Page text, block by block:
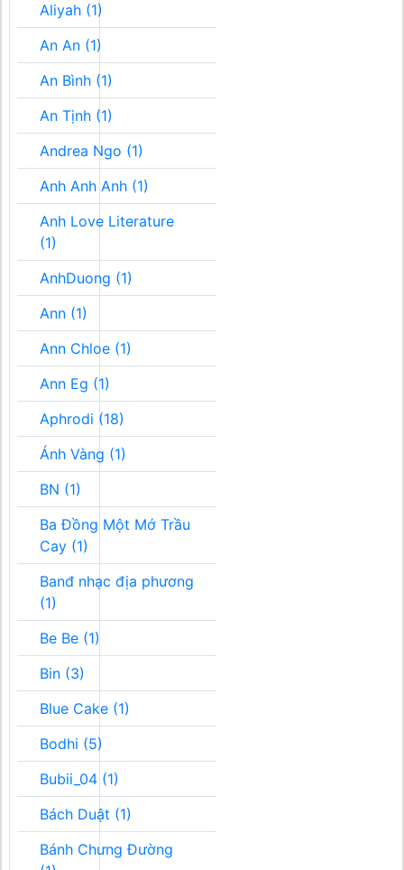
Aliyah (1)
An An (1)
An Bình (1)
An Tịnh (1)
Andrea Ngo (1)
Anh Anh Anh (1)
Anh Love Literature
(1)
AnhDuong (1)
Ann (1)
Ann Chloe (1)
Ann Eg (1)
Aphrodi (18)
Ánh Vàng (1)
BN (1)
Ba Đồng Một Mớ Trầu
Cay (1)
Banđ nhạc địa phương
(1)
Be Be (1)
Bin (3)
Blue Cake (1)
Bodhi (5)
Bubii_04 (1)
Bách Duật (1)
Bánh Chưng Đường